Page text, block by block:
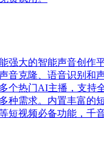
强大的智能声音创作
音克隆、语音识别和
个热门AI主播，支持
种需求。内置丰富的
短视频必备功能，千